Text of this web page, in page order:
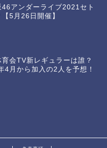
46アンダーライブ2021セト
【5月26日開催】
育会TV新レギュラーは誰？
4月から加入の2人を予想！